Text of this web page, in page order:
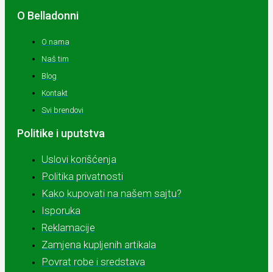
O Belladonni
O nama
Naš tim
Blog
Kontakt
Svi brendovi
Politike i uputstva
Uslovi korišćenja
Politika privatnosti
Kako kupovati na našem sajtu?
Isporuka
Reklamacije
Zamjena kupljenih artikala
Povrat robe i sredstava